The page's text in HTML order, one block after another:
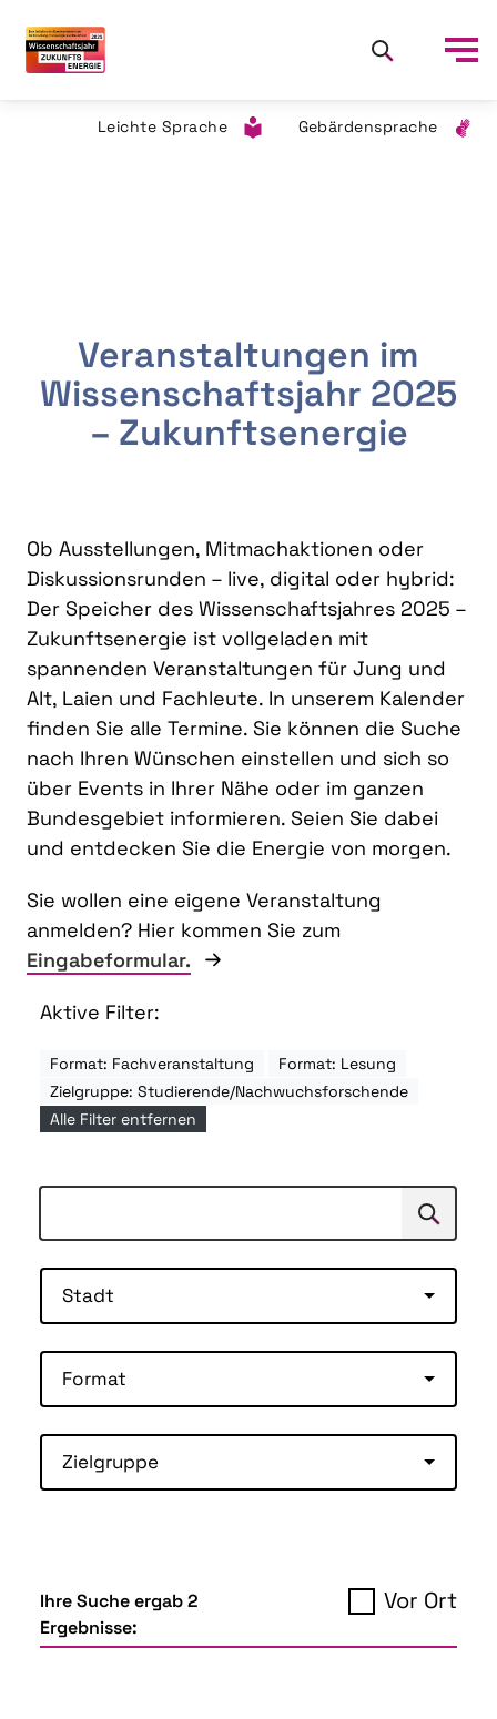
Leichte Sprache Gebärdensprache
Veranstaltungen im
Wissenschaftsjahr 2025
– Zukunftsenergie
Ob Ausstellungen, Mitmachaktionen oder
Diskussionsrunden – live, digital oder hybrid:
Der Speicher des Wissenschaftsjahres 2025 –
Zukunftsenergie ist vollgeladen mit
spannenden Veranstaltungen für Jung und
Alt, Laien und Fachleute. In unserem Kalender
finden Sie alle Termine. Sie können die Suche
nach Ihren Wünschen einstellen und sich so
über Events in Ihrer Nähe oder im ganzen
Bundesgebiet informieren. Seien Sie dabei
und entdecken Sie die Energie von morgen.
Sie wollen eine eigene Veranstaltung
anmelden? Hier kommen Sie zum
Eingabeformular.
Aktive Filter:
Format: Fachveranstaltung
Format: Lesung
Zielgruppe: Studierende/Nachwuchsforschende
Alle Filter entfernen
Suchen
Stadt
Format
Zielgruppe
Ihre Suche ergab 2
Ergebnisse:
Vor Ort